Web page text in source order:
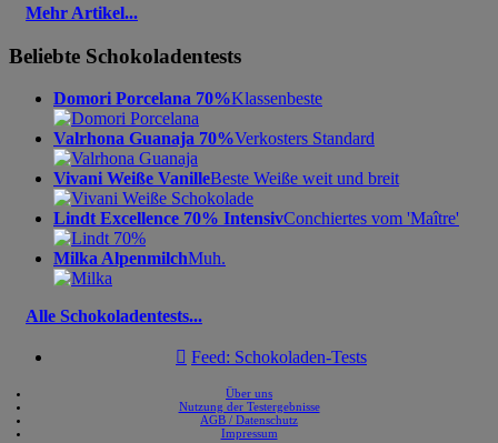
Mehr Artikel...
Beliebte Schokoladentests
Domori Porcelana 70%Klassenbeste
Valrhona Guanaja 70%Verkosters Standard
Vivani Weiße VanilleBeste Weiße weit und breit
Lindt Excellence 70% IntensivConchiertes vom 'Maître'
Milka AlpenmilchMuh.
Alle Schokoladentests...
 Feed: Schokoladen-Tests
Über uns
Nutzung der Testergebnisse
AGB / Datenschutz
Impressum